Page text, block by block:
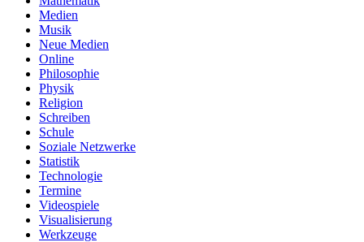
Medien
Musik
Neue Medien
Online
Philosophie
Physik
Religion
Schreiben
Schule
Soziale Netzwerke
Statistik
Technologie
Termine
Videospiele
Visualisierung
Werkzeuge